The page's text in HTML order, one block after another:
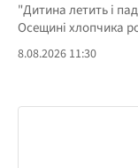
"Дитина летить і
Осещині хлопчика
8.08.2026 11:30